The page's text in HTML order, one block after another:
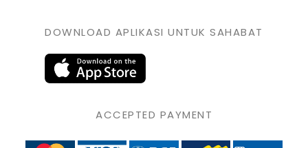
DOWNLOAD APLIKASI UNTUK SAHABAT
ACCEPTED PAYMENT